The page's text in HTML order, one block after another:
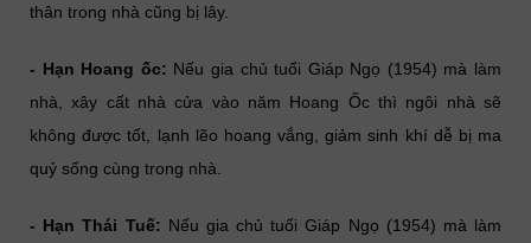
thân trong nhà cũng bị lây.
- Hạn Hoang ốc: Nếu gia chủ tuổi Giáp Ngọ (1954) mà làm
nhà, xây cất nhà cửa vào năm Hoang Ốc thì ngôi nhà sẽ
không được tốt, lạnh lẽo hoang vắng, giảm sinh khí dễ bị ma
quỷ sống cùng trong nhà.
- Hạn Thái Tuế: Nếu gia chủ tuổi Giáp Ngọ (1954) mà làm